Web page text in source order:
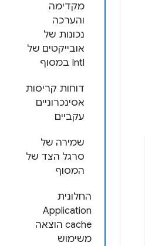
מקדימה
והערכה
נכונות של
אובייקטים של
Intl במסוף
דוחות קריסות
אסינכרוניים
עקביים
שמירה של
סרגל הצד של
המסוף
החלונית
Application
cache הוצאה
משימוש